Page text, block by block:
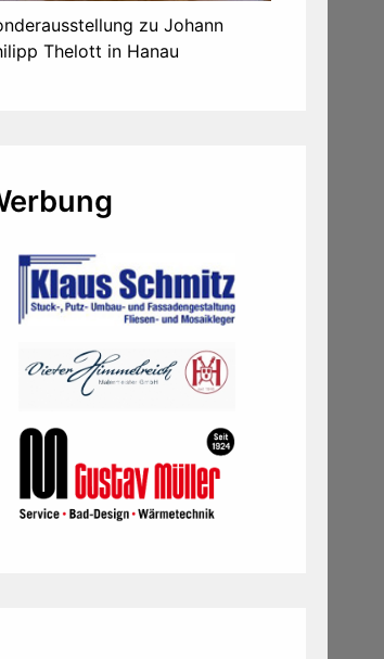
zu Johann
Thelott in Hanau